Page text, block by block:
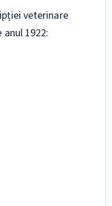
veterinare
1922:
Sus
Jos